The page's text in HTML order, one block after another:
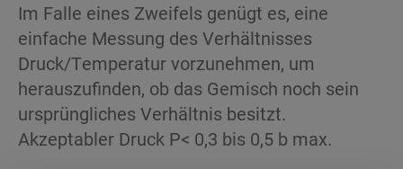
Im Falle eines Zweifels genügt es, eine
einfache Messung des Verhältnisses
Druck/Temperatur vorzunehmen, um
herauszufinden, ob das Gemisch noch sein
ursprüngliches Verhältnis besitzt.
Akzeptabler Druck P< 0,3 bis 0,5 b max.